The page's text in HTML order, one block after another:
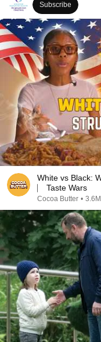
Subscribe
White vs Black:
⎸ Taste Wars
Cocoa Butter •